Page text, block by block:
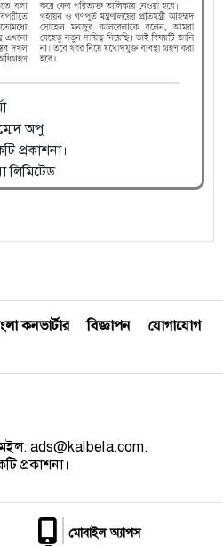
অপু
প্রকাশনা।
লিমিটেড
কনভার্টার বিজ্ঞাপন যোগাযোগ
ads@kalbela.com.
প্রকাশনা।
মোবাইল অ্যাপস